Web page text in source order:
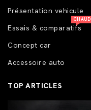
Présentation vehicule
Essais & comparatifs
CHAUD
Concept car
Accessoire auto
TOP ARTICLES